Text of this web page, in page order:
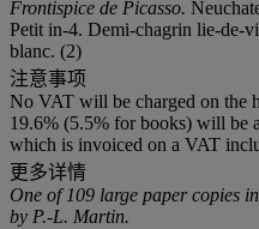
Frontispice de Picasso.
Petit in-4. Demi-chagrin lie-de-
blanc. (2)
注意事项
No VAT will be charged on the
19.6% (5.5% for books) will be
which is invoiced on a VAT
更多详情
One of 109 large paper copies
by P.-L. Martin.